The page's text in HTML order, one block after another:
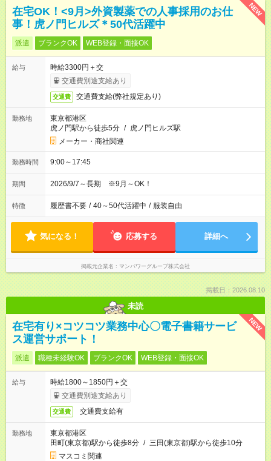
NEW
在宅OK！<9月>外資製薬での人事採用のお仕
事！虎ノ門ヒルズ＊50代活躍中
派遣 ブランクOK WEB登録・面接OK
給与
時給3300円＋交
交通費別途支給あり
交通費 交通費支給(弊社規定あり)
勤務地
東京都港区
虎ノ門駅から徒歩5分 / 虎ノ門ヒルズ駅
メーカー・商社関連
勤務時間 9:00～17:45
期間 2026/9/7～長期 ※9月～OK！
特徴 履歴書不要 / 40～50代活躍中 / 服装自由
気になる！ 応募する 詳細へ
掲載元企業名 マンパワーグループ株式会社
掲載日：2026.08.10
未読
NEW
在宅有り×コツコツ業務中心〇電子書籍サービ
ス運営サポート！
派遣 職種未経験OK ブランクOK WEB登録・面接OK
給与
時給1800～1850円＋交
交通費別途支給あり
交通費 交通費支給有
勤務地
東京都港区
田町(東京都)駅から徒歩8分 / 三田(東京都)駅から徒歩10分
マスコミ関連